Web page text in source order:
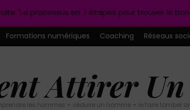
Formations numériques Coaching Réseaux
Attirer
les hommes + séduire un homme + le faire tomber
"Le processus en 7 étapes pour trouver le